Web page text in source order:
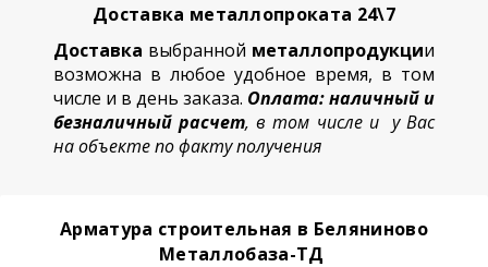
Доставка металлопроката 24\7
Доставка выбранной металлопродукции
возможна в любое удобное время, в том
числе и в день заказа. Оплата: наличный и
безналичный расчет, в том числе и у Вас
на объекте по факту получения
Арматура строительная в Беляниново
Металлобаза-ТД